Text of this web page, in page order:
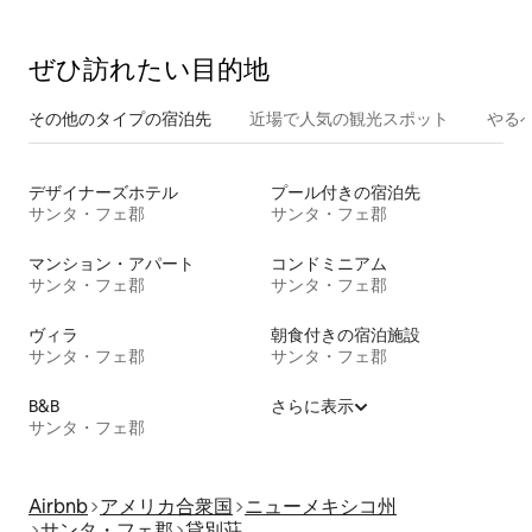
ぜひ訪⁠れ⁠た⁠い目⁠的⁠地
その他のタ⁠イ⁠プ⁠の宿⁠泊⁠先 近場で人気の観光スポット やる
デザイナーズホテル
サンタ・フェ郡
プール付きの宿泊先
サンタ・フェ郡
マンション・アパート
サンタ・フェ郡
コンドミニアム
サンタ・フェ郡
ヴィラ
サンタ・フェ郡
朝食付きの宿泊施設
サンタ・フェ郡
B&B
サンタ・フェ郡
さらに表示
Airbnb アメリカ合衆国 ニューメキシコ州